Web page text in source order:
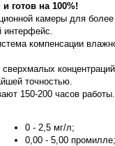
готов на 100%!
камеры для
интерфейс.
компенсации
точностью.
150-200 часов
0 - 2,5 мг/л;
0,00 - 5,00 промилле;